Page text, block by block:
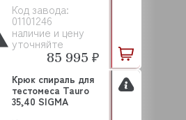
Код завода:
01101246
наличие и цену
уточняйте
85 995 ₽
Крюк спираль для
тестомеса Tauro
35,40 SIGMA